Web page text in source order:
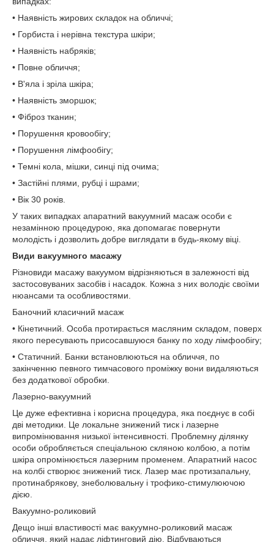
• Наявність жирових складок на обличчі;
• Горбиста і нерівна текстура шкіри;
• Наявність набряків;
• Повне обличчя;
• В'яла і зріла шкіра;
• Наявність зморшок;
• Фіброз тканин;
• Порушення кровообігу;
• Порушення лімфообігу;
• Темні кола, мішки, синці під очима;
• Застійні плями, рубці і шрами;
• Вік 30 років.
У таких випадках апаратний вакуумний масаж особи є
незамінною процедурою, яка допомагає повернути
молодість і дозволить добре виглядати в будь-якому віці.
Види вакуумного масажу
Різновиди масажу вакуумом відрізняються в залежності від
застосовуваних засобів і насадок. Кожна з них володіє своїми
нюансами та особливостями.
Баночний класичний масаж
• Кінетичний. Особа протирається масляним складом, поверх
якого пересувають присосавшуюся банку по ходу лімфообігу;
• Статичний. Банки встановлюються на обличчя, по
закінченню певного тимчасового проміжку вони видаляються
без додаткової обробки.
Лазерно-вакуумний
Це дуже ефективна і корисна процедура, яка поєднує в собі
дві методики. Це локальне знижений тиск і лазерне
випромінювання низької інтенсивності. Проблемну ділянку
особи обробляється спеціальною скляною колбою, а потім
шкіра опромінюється лазерним променем. Апаратний насос
на колбі створює знижений тиск. Лазер має протизапальну,
протинабрякову, знеболювальну і трофико-стимулюючою
дією.
Вакуумно-роликовий
Дещо інші властивості має вакуумно-роликовий масаж
обличчя, який надає ліфтинговий дію. Відбуваються